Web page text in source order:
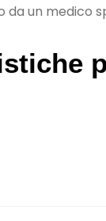
un medico